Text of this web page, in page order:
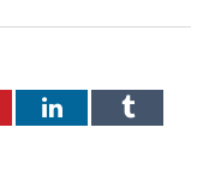
LinkedInTumblr